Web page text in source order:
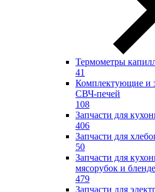
Термометры
41
Комплектующие и
СВЧ-печей
108
Запчасти для
406
Запчасти для
50
Запчасти для
мясорубок и
479
Запчасти для